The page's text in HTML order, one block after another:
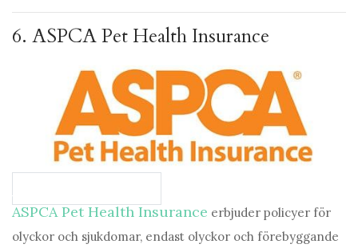
6. ASPCA Pet Health Insurance
ASPCA Pet Health Insurance erbjuder policyer för
olyckor och sjukdomar, endast olyckor och förebyggande